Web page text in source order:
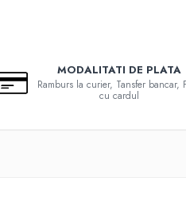
MODALITATI DE PLATA
Ramburs la curier, Tansfer bancar,
cu cardul